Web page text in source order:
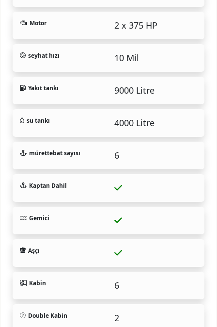
Motor 2 x 375 HP
seyhat hızı 10 Mil
Yakıt tankı 9000 Litre
su tankı 4000 Litre
mürettebat sayısı 6
Kaptan Dahil
Gemici
Aşçı
Kabin 6
Double Kabin 2